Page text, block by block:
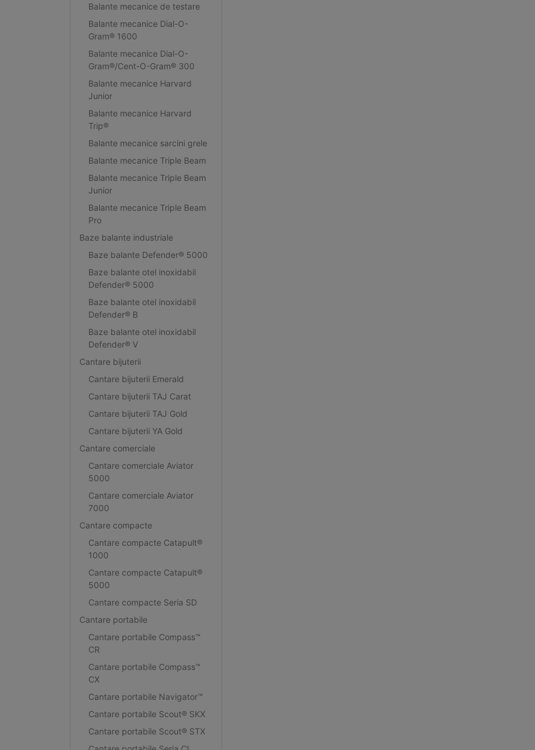
Balante mecanice de testare
Balante mecanice Dial-O-
Gram® 1600
Balante mecanice Dial-O-
Gram®/Cent-O-Gram® 300
Balante mecanice Harvard
Junior
Balante mecanice Harvard
Trip®
Balante mecanice sarcini grele
Balante mecanice Triple Beam
Balante mecanice Triple Beam
Junior
Balante mecanice Triple Beam
Pro
Baze balante industriale
Baze balante Defender® 5000
Baze balante otel inoxidabil
Defender® 5000
Baze balante otel inoxidabil
Defender® B
Baze balante otel inoxidabil
Defender® V
Cantare bijuterii
Cantare bijuterii Emerald
Cantare bijuterii TAJ Carat
Cantare bijuterii TAJ Gold
Cantare bijuterii YA Gold
Cantare comerciale
Cantare comerciale Aviator
5000
Cantare comerciale Aviator
7000
Cantare compacte
Cantare compacte Catapult®
1000
Cantare compacte Catapult®
5000
Cantare compacte Seria SD
Cantare portabile
Cantare portabile Compass™
CR
Cantare portabile Compass™
CX
Cantare portabile Navigator™
Cantare portabile Scout® SKX
Cantare portabile Scout® STX